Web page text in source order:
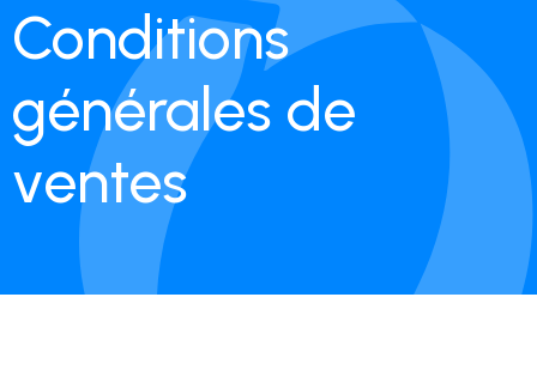
Conditions
générales de
ventes